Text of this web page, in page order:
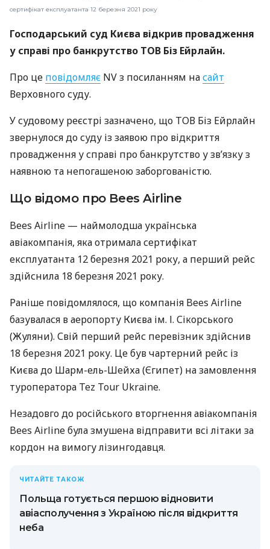
сертифікат експлуатанта 12 березня 2021 року
Господарський суд Києва відкрив провадження
у справі про банкрутство ТОВ Біз Ейрлайн.
Про це повідомляє NV з посиланням насайт
Верховного суду.
У судовому реєстрі зазначено, що ТОВ Біз Ейрлайн
звернулося до суду із заявою про відкриття
провадження у справі про банкрутство у зв’язку з
наявною та непогашеною заборгованістю.
Що відомо про Bees Airline
Bees Airline — наймолодша українська
авіакомпанія, яка отримала сертифікат
експлуатанта 12 березня 2021 року, а перший рейс
здійснила 18 березня 2021 року.
Раніше повідомлялося, що компанія Bees Airline
базувалася в аеропорту Києва ім. І. Сікорського
(Жуляни). Свій перший рейс перевізник здійснив
18 березня 2021 року. Це був чартерний рейс із
Києва до Шарм-ель-Шейха (Єгипет) на замовлення
туроператора Tez Tour Ukraine.
Незадовго до російського вторгнення авіакомпанія
Bees Airline була змушена відправити всі літаки за
кордон на вимогу лізингодавця.
ЧИТАЙТЕ ТАКОЖ
Польща готується першою відновити
авіасполучення з Україною після відкриття
неба